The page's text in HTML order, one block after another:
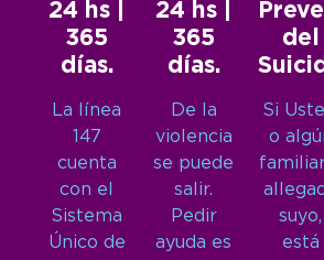
24 hs |
365
días.
La línea
147
cuenta
con el
Sistema
Único de
24 hs |
365
días.
De la
violencia
se puede
salir.
Pedir
ayuda es
del
Si
o
suyo,
está